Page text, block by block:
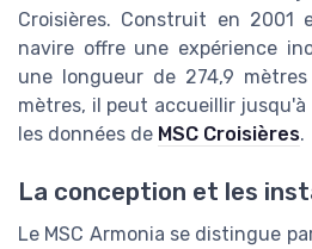
Croisières. Construit en 2001
navire offre une expérience
une longueur de 274,9
mètres, il peut accueillir jusqu'à
les données de MSC Croisières.
La conception et les
Le MSC Armonia se distingue